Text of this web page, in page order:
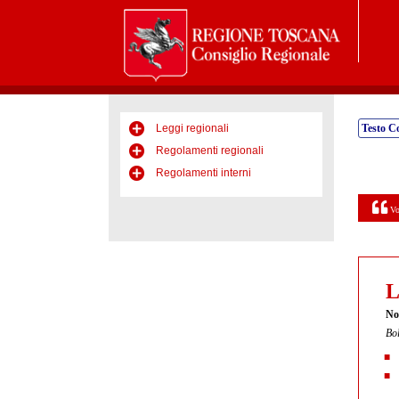
Leggi regionali
Regolamenti regionali
Regolamenti interni
Testo